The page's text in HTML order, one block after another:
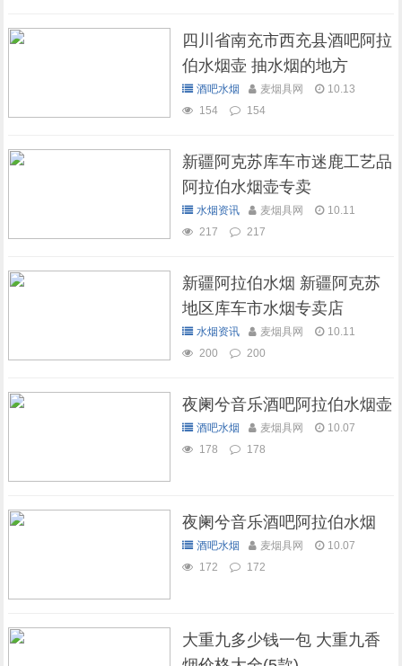
四川省南充市西充县酒吧阿拉
伯水烟壶 抽水烟的地方
酒吧水烟 麦烟具网
10.13
154
154
新疆阿克苏库车市迷鹿工艺品
阿拉伯水烟壶专卖
水烟资讯 麦烟具网
10.11
217
217
新疆阿拉伯水烟 新疆阿克苏
地区库车市水烟专卖店
水烟资讯 麦烟具网
10.11
200
200
夜阑兮音乐酒吧阿拉伯水烟壶
酒吧水烟 麦烟具网
10.07
178
178
夜阑兮音乐酒吧阿拉伯水烟
酒吧水烟 麦烟具网
10.07
172
172
大重九多少钱一包 大重九香